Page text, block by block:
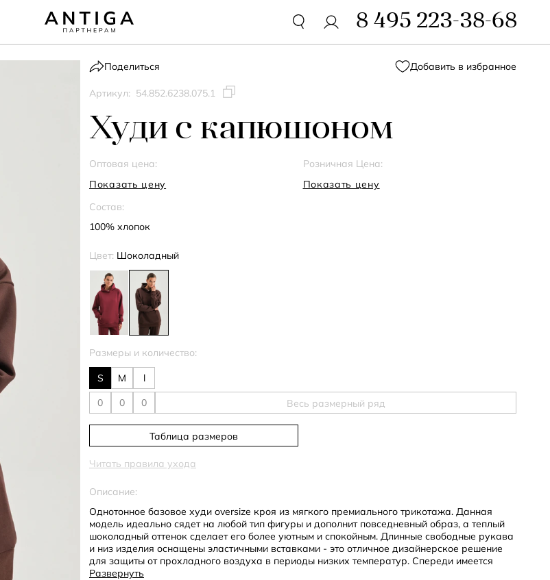
8 495 223-38-68
Поделиться Добавить в избранное
Артикул: 54.852.6238.075.1
Худи с капюшоном
Оптовая цена:
Показать цену
Розничная Цена:
Показать цену
Состав:
100% хлопок
Цвет: Шоколадный
Размеры и количество:
S M l
Весь размерный ряд
Таблица размеров
Читать правила ухода
Описание:
Однотонное базовое худи oversize кроя из мягкого премиального трикотажа. Данная
модель идеально сядет на любой тип фигуры и дополнит повседневный образ, а теплый
шоколадный оттенок сделает его более уютным и спокойным. Длинные свободные рукава
и низ изделия оснащены эластичными вставками - это отличное дизайнерское решение
для защиты от прохладного воздуха в периоды низких температур. Спереди имеется
сплошной карман, а сзади - объемный капюшон
Развернуть